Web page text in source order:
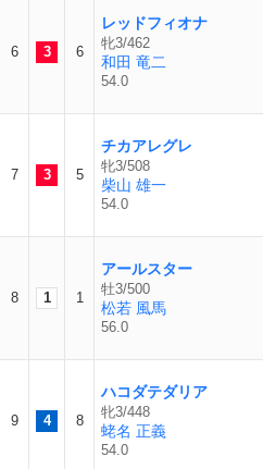
6 3 6
レッドフィオナ
牝3/462
和田 竜二
54.0
7 3 5
チカアレグレ
牝3/508
柴山 雄一
54.0
8 1 1
アールスター
牡3/500
松若 風馬
56.0
9 4 8
ハコダテダリア
牝3/448
蛯名 正義
54.0